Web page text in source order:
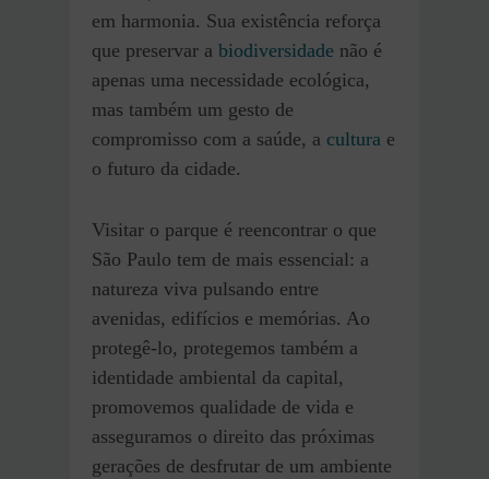
em harmonia. Sua existência reforça
que preservar a biodiversidade não é
apenas uma necessidade ecológica,
mas também um gesto de
compromisso com a saúde, a cultura e
o futuro da cidade.
Visitar o parque é reencontrar o que
São Paulo tem de mais essencial: a
natureza viva pulsando entre
avenidas, edifícios e memórias. Ao
protegê-lo, protegemos também a
identidade ambiental da capital,
promovemos qualidade de vida e
asseguramos o direito das próximas
gerações de desfrutar de um ambiente